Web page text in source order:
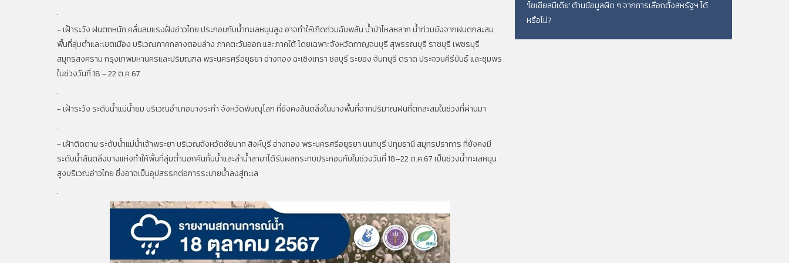
.
- เฝ้าระวัง ฝนตกหนัก คลื่นลมแรงฝั่งอ่าวไทย ประกอบกับน้ำทะเลหนุนสูง อาจทำให้เกิดท่วมฉับพลัน น้ำป่าไหลหลาก น้ำท่วมขังจากฝนตกสะสม
พื้นที่ลุ่มต่ำและเขตเมือง บริเวณภาคกลางตอนล่าง ภาคตะวันออก และภาคใต้ โดยเฉพาะจังหวัดกาญจนบุรี สุพรรณบุรี ราชบุรี เพชรบุรี
สมุทรสงคราม กรุงเทพมหานครและปริมณฑล พระนครศรีอยุธยา อ่างทอง ฉะเชิงเทรา ชลบุรี ระยอง จันทบุรี ตราด ประจวบคีรีขันธ์ และชุมพร
ในช่วงวันที่ 18 - 22 ต.ค.67
.
- เฝ้าระวัง ระดับน้ำแม่น้ำยม บริเวณอำเภอบางระกำ จังหวัดพิษณุโลก ที่ยังคงล้นตลิ่งในบางพื้นที่จากปริมาณฝนที่ตกสะสมในช่วงที่ผ่านมา
.
- เฝ้าติดตาม ระดับน้ำแม่น้ำเจ้าพระยา บริเวณจังหวัดชัยนาท สิงห์บุรี อ่างทอง พระนครศรีอยุธยา นนทบุรี ปทุมธานี สมุทรปราการ ที่ยังคงมี
ระดับน้ำล้นตลิ่งบางแห่งทำให้พื้นที่ลุ่มต่ำนอกคันกั้นน้ำและลำน้ำสาขาได้รับผลกระทบประกอบกับในช่วงวันที่ 18–22 ต.ค.67 เป็นช่วงน้ำทะเลหนุน
สูงบริเวณอ่าวไทย ซึ่งอาจเป็นอุปสรรคต่อการระบายน้ำลงสู่ทะเล
.
'โซเชียลมีเดีย' ต้านข้อมูลผิด ๆ จากการเลือกตั้งสหรัฐฯ ได้
หรือไม่?